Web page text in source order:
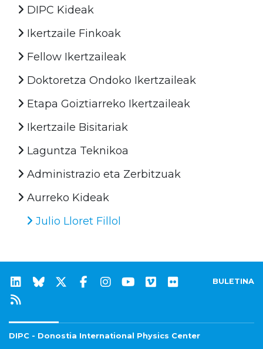
DIPC Kideak
Ikertzaile Finkoak
Fellow Ikertzaileak
Doktoretza Ondoko Ikertzaileak
Etapa Goiztiarreko Ikertzaileak
Ikertzaile Bisitariak
Laguntza Teknikoa
Administrazio eta Zerbitzuak
Aurreko Kideak
Julio Lloret Fillol
BULETINA
DIPC - Donostia International Physics Center